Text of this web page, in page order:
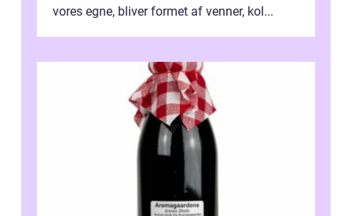
vores egne, bliver formet af venner, kol...